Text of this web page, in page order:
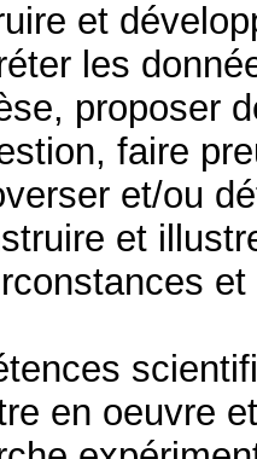
et
les
proposer
faire
et/ou
et
en oeuvre